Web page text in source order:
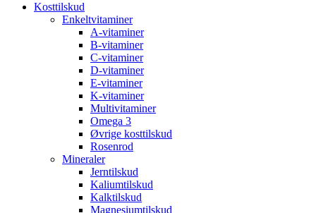
Kosttilskud
Enkeltvitaminer
A-vitaminer
B-vitaminer
C-vitaminer
D-vitaminer
E-vitaminer
K-vitaminer
Multivitaminer
Omega 3
Øvrige kosttilskud
Rosenrod
Mineraler
Jerntilskud
Kaliumtilskud
Kalktilskud
Magnesiumtilskud